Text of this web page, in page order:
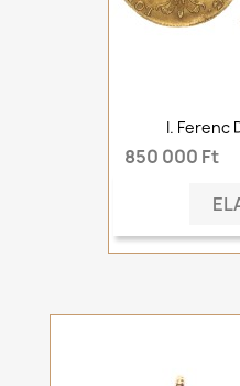
I. Ferenc
850 000 Ft